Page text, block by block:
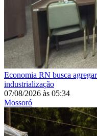
Economia RN busca
industrialização
07/08/2026 às 05:34
Mossoró